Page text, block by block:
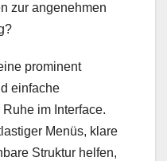
zur angenehmen
prominent
einfache
im Interface.
Menüs, klare
Struktur helfen,